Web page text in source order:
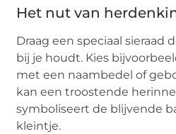
Het nut van
Draag een speciaal sieraad
bij je houdt. Kies
met een naambedel of
kan een troostende
symboliseert de blijvende
kleintje.